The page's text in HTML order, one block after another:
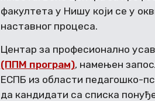
факултета у Нишу који се у
наставног процеса.
Центар за професионално
(ППМ програм), намењен
ЕСПБ из области педагошко-
да кандидати са списка